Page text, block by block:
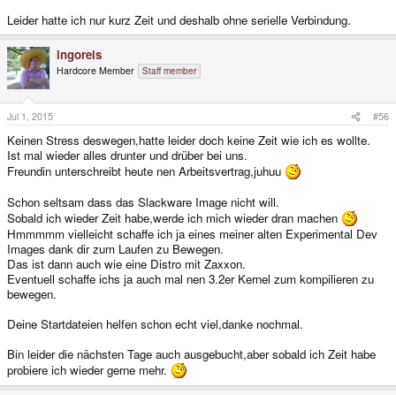
Leider hatte ich nur kurz Zeit und deshalb ohne serielle Verbindung.
ingoreis
Hardcore Member Staff member
Jul 1, 2015 #56
Keinen Stress deswegen,hatte leider doch keine Zeit wie ich es wollte.
Ist mal wieder alles drunter und drüber bei uns.
Freundin unterschreibt heute nen Arbeitsvertrag,juhuu
Schon seltsam dass das Slackware Image nicht will.
Sobald ich wieder Zeit habe,werde ich mich wieder dran machen
Hmmmmm vielleicht schaffe ich ja eines meiner alten Experimental Dev
Images dank dir zum Laufen zu Bewegen.
Das ist dann auch wie eine Distro mit Zaxxon.
Eventuell schaffe ichs ja auch mal nen 3.2er Kernel zum kompilieren zu
bewegen.
Deine Startdateien helfen schon echt viel,danke nochmal.
Bin leider die nächsten Tage auch ausgebucht,aber sobald ich Zeit habe
probiere ich wieder gerne mehr.